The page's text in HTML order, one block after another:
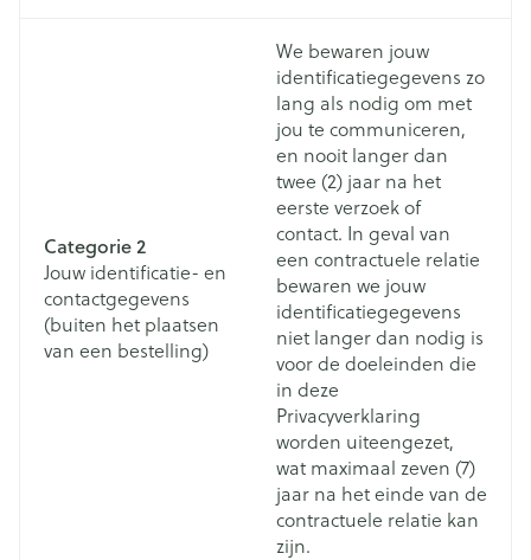
Categorie 2
Jouw identificatie- en
contactgegevens
(buiten het plaatsen
van een bestelling)
We bewaren jouw
identificatiegegevens zo
lang als nodig om met
jou te communiceren,
en nooit langer dan
twee (2) jaar na het
eerste verzoek of
contact. In geval van
een contractuele relatie
bewaren we jouw
identificatiegegevens
niet langer dan nodig is
voor de doeleinden die
in deze
Privacyverklaring
worden uiteengezet,
wat maximaal zeven (7)
jaar na het einde van de
contractuele relatie kan
zijn.